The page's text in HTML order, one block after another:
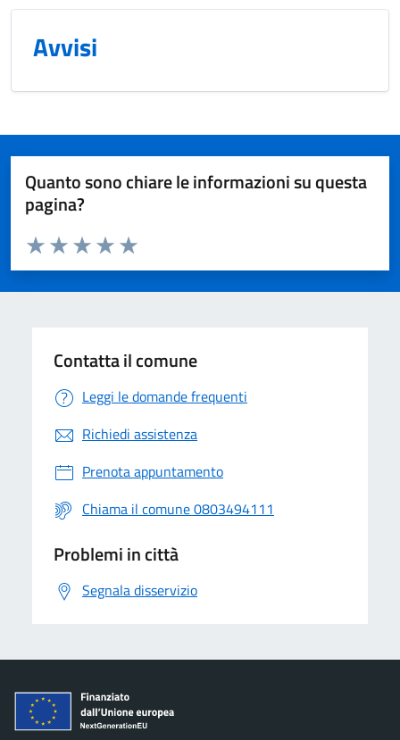
Avvisi
Quanto sono chiare le informazioni su questa
pagina?
Valuta da 1 a 5 stelle la pagina
Valuta 5 stelle su 5
Valuta 4 stelle su 5
Valuta 3 stelle su 5
Valuta 2 stelle su 5
Valuta 1 stelle su 5
Contatta il comune
Leggi le domande frequenti
Richiedi assistenza
Prenota appuntamento
Chiama il comune 0803494111
Problemi in città
Segnala disservizio